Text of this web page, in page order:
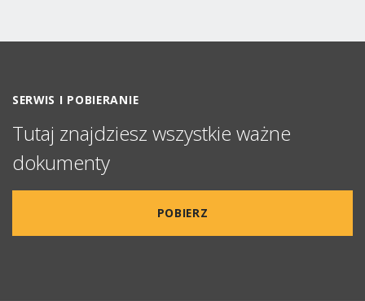
SERWIS I POBIERANIE
Tutaj znajdziesz wszystkie ważne
dokumenty
POBIERZ